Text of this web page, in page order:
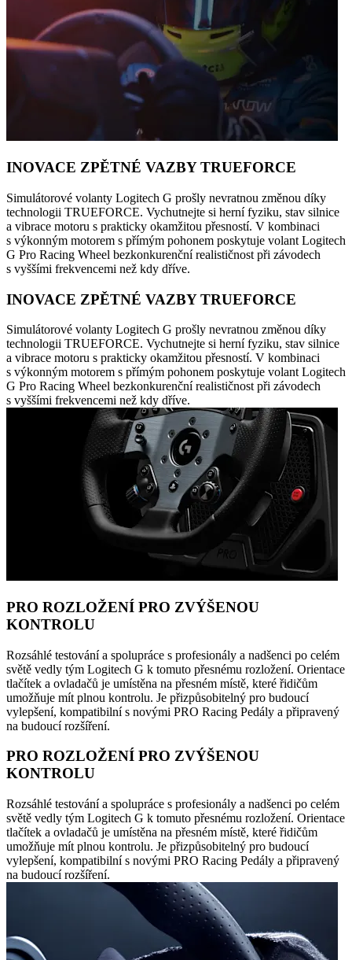
INOVACE ZPĚTNÉ VAZBY TRUEFORCE
Simulátorové volanty Logitech G prošly nevratnou změnou díky
technologii TRUEFORCE. Vychutnejte si herní fyziku, stav silnice
a vibrace motoru s prakticky okamžitou přesností. V kombinaci
s výkonným motorem s přímým pohonem poskytuje volant Logitech
G Pro Racing Wheel bezkonkurenční realističnost při závodech
s vyššími frekvencemi než kdy dříve.
INOVACE ZPĚTNÉ VAZBY TRUEFORCE
Simulátorové volanty Logitech G prošly nevratnou změnou díky
technologii TRUEFORCE. Vychutnejte si herní fyziku, stav silnice
a vibrace motoru s prakticky okamžitou přesností. V kombinaci
s výkonným motorem s přímým pohonem poskytuje volant Logitech
G Pro Racing Wheel bezkonkurenční realističnost při závodech
s vyššími frekvencemi než kdy dříve.
PRO ROZLOŽENÍ PRO ZVÝŠENOU
KONTROLU
Rozsáhlé testování a spolupráce s profesionály a nadšenci po celém
světě vedly tým Logitech G k tomuto přesnému rozložení. Orientace
tlačítek a ovladačů je umístěna na přesném místě, které řidičům
umožňuje mít plnou kontrolu. Je přizpůsobitelný pro budoucí
vylepšení, kompatibilní s novými PRO Racing Pedály a připravený
na budoucí rozšíření.
PRO ROZLOŽENÍ PRO ZVÝŠENOU
KONTROLU
Rozsáhlé testování a spolupráce s profesionály a nadšenci po celém
světě vedly tým Logitech G k tomuto přesnému rozložení. Orientace
tlačítek a ovladačů je umístěna na přesném místě, které řidičům
umožňuje mít plnou kontrolu. Je přizpůsobitelný pro budoucí
vylepšení, kompatibilní s novými PRO Racing Pedály a připravený
na budoucí rozšíření.